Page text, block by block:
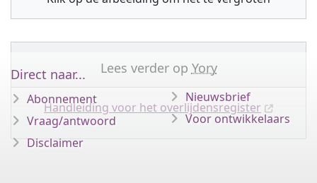
Lees verder op Yory
Handleiding voor het overlijdensregister
Direct naar...
Abonnement
Vraag/antwoord
Disclaimer
Nieuwsbrief
Voor ontwikkelaars